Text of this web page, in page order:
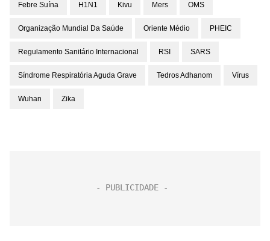
Febre Suína H1N1 Kivu Mers OMS
Organização Mundial Da Saúde Oriente Médio PHEIC
Regulamento Sanitário Internacional RSI SARS
Síndrome Respiratória Aguda Grave Tedros Adhanom Vírus
Wuhan Zika